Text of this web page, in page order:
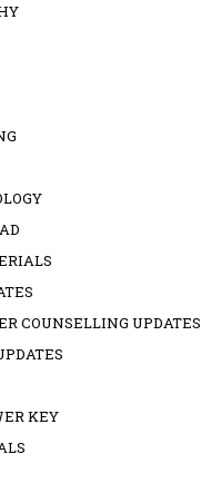
COUNSELLING UPDATES
KEY